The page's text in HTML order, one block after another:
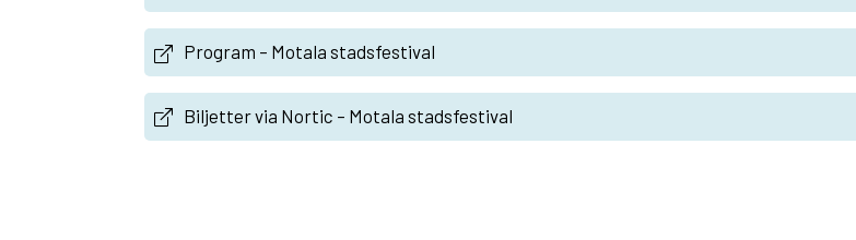
Program – Motala stadsfestival
Biljetter via Nortic – Motala stadsfestival